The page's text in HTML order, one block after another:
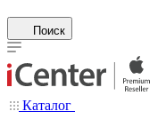
Поиск
Каталог